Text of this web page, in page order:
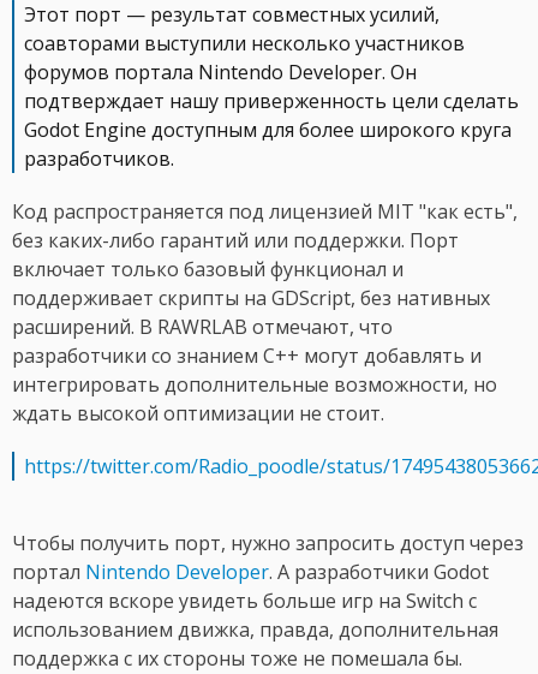
Этот порт — результат совместных усилий,
соавторами выступили несколько участников
форумов портала Nintendo Developer. Он
подтверждает нашу приверженность цели сделать
Godot Engine доступным для более широкого круга
разработчиков.
Код распространяется под лицензией MIT "как есть",
без каких-либо гарантий или поддержки. Порт
включает только базовый функционал и
поддерживает скрипты на GDScript, без нативных
расширений. В RAWRLAB отмечают, что
разработчики со знанием C++ могут добавлять и
интегрировать дополнительные возможности, но
ждать высокой оптимизации не стоит.
https://twitter.com/Radio_poodle/status/
Чтобы получить порт, нужно запросить доступ через
портал Nintendo Developer. А разработчики Godot
надеются вскоре увидеть больше игр на Switch с
использованием движка, правда, дополнительная
поддержка с их стороны тоже не помешала бы.